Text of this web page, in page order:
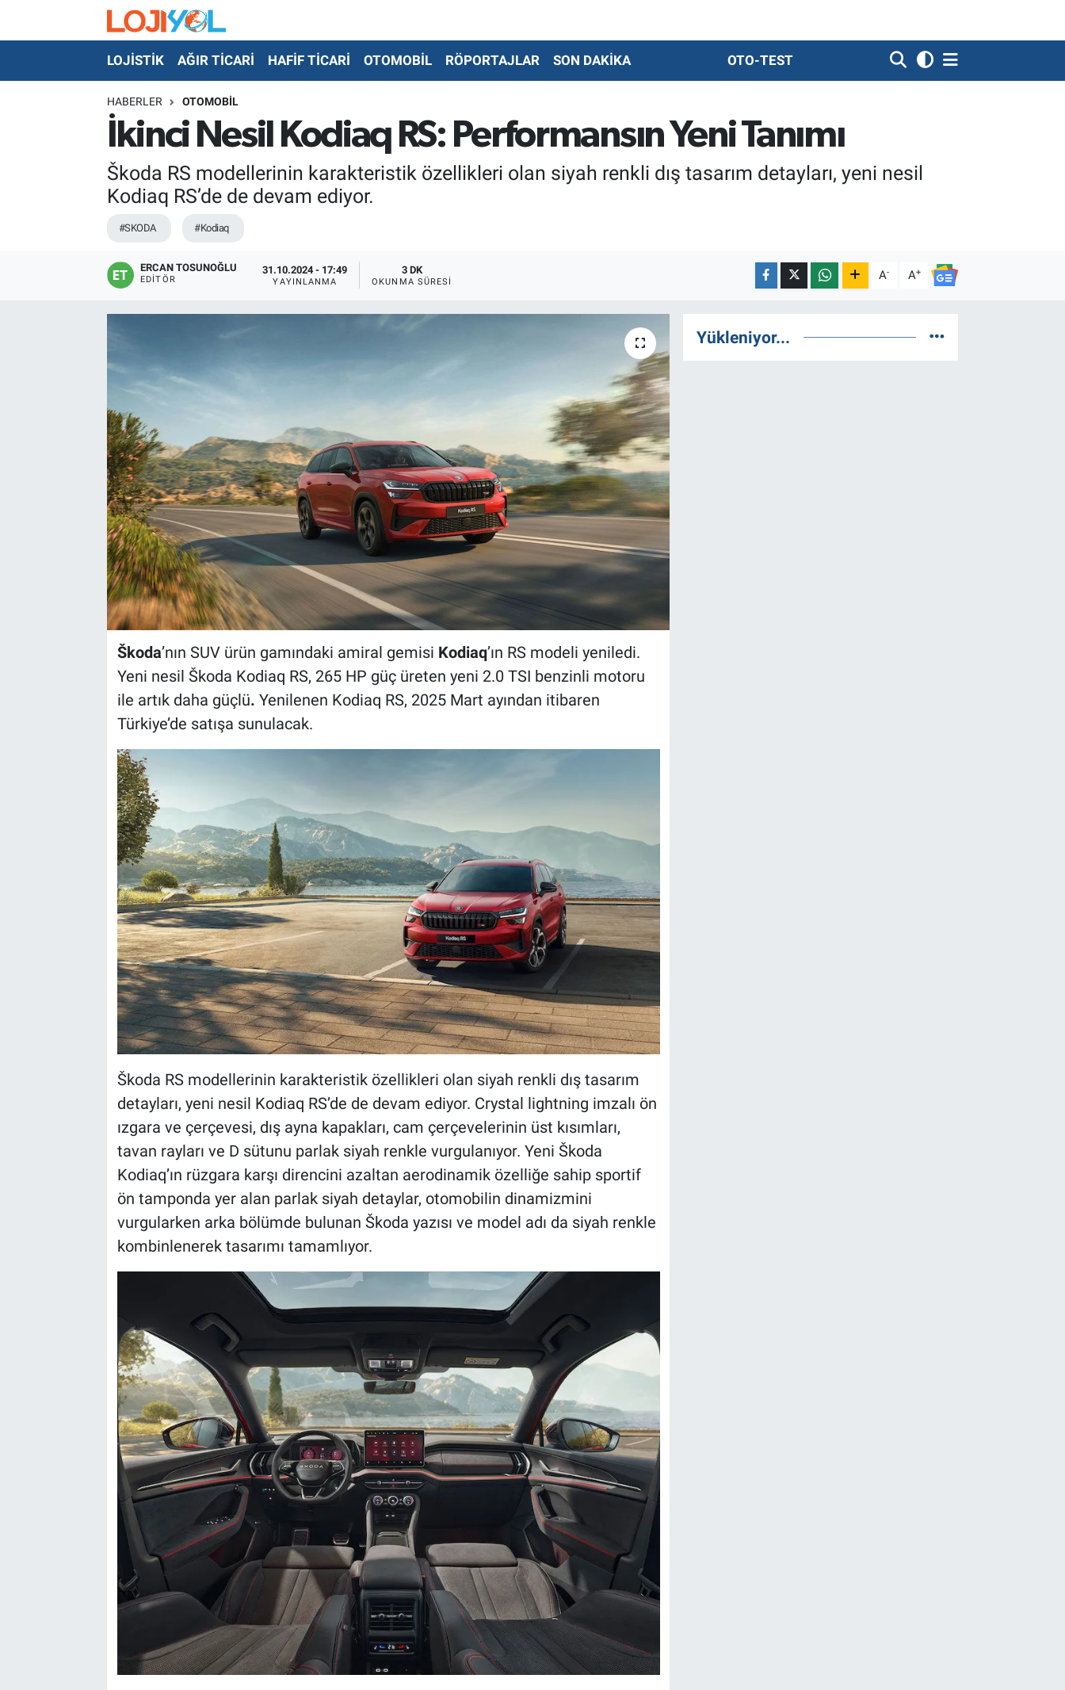
LOJİSTİK AĞIR TİCARİ HAFİF TİCARİ OTOMOBİL RÖPORTAJLAR SON DAKİKA OTO-TEST
HABERLER OTOMOBİL
İkinci Nesil Kodiaq RS: Performansın Yeni Tanımı
Škoda RS modellerinin karakteristik özellikleri olan siyah renkli dış tasarım detayları, yeni nesil
Kodiaq RS’de de devam ediyor.
#SKODA #Kodiaq
ERCAN TOSUNOĞLU
EDITÖR
31.10.2024 - 17:49
YAYINLANMA
3 DK
OKUNMA SÜRESI A- A+
Škoda’nın SUV ürün gamındaki amiral gemisi Kodiaq’ın RS modeli yeniledi.
Yeni nesil Škoda Kodiaq RS, 265 HP güç üreten yeni 2.0 TSI benzinli motoru
ile artık daha güçlü. Yenilenen Kodiaq RS, 2025 Mart ayından itibaren
Türkiye’de satışa sunulacak.
Škoda RS modellerinin karakteristik özellikleri olan siyah renkli dış tasarım
detayları, yeni nesil Kodiaq RS’de de devam ediyor. Crystal lightning imzalı ön
ızgara ve çerçevesi, dış ayna kapakları, cam çerçevelerinin üst kısımları,
tavan rayları ve D sütunu parlak siyah renkle vurgulanıyor. Yeni Škoda
Kodiaq’ın rüzgara karşı direncini azaltan aerodinamik özelliğe sahip sportif
ön tamponda yer alan parlak siyah detaylar, otomobilin dinamizmini
vurgularken arka bölümde bulunan Škoda yazısı ve model adı da siyah renkle
kombinlenerek tasarımı tamamlıyor.
Yükleniyor...
OTO-TEST